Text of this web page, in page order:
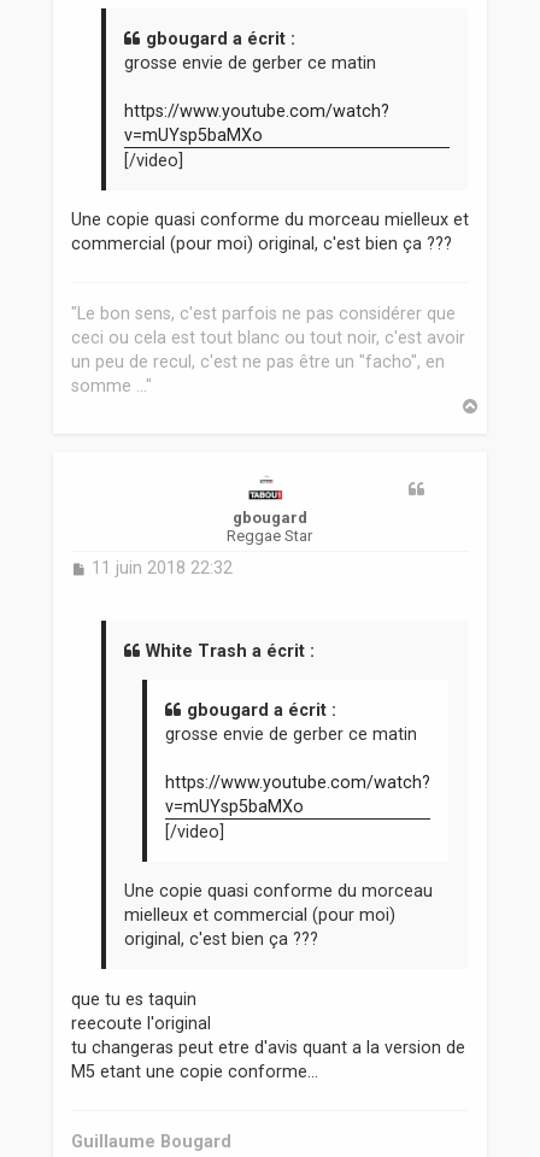
gbougard a écrit :
grosse envie de gerber ce matin
https://www.youtube.com/watch?
v=mUYsp5baMXo
[/video]
Une copie quasi conforme du morceau mielleux et
commercial (pour moi) original, c'est bien ça ???
"Le bon sens, c'est parfois ne pas considérer que
ceci ou cela est tout blanc ou tout noir, c'est avoir
un peu de recul, c'est ne pas être un "facho", en
somme ..."
gbougard
Reggae Star
M11 juin 2018 22:32
White Trash a écrit :
gbougard a écrit :
grosse envie de gerber ce matin
https://www.youtube.com/watch?
v=mUYsp5baMXo
[/video]
Une copie quasi conforme du morceau
mielleux et commercial (pour moi)
original, c'est bien ça ???
que tu es taquin
reecoute l'original
tu changeras peut etre d'avis quant a la version de
M5 etant une copie conforme...
Guillaume Bougard